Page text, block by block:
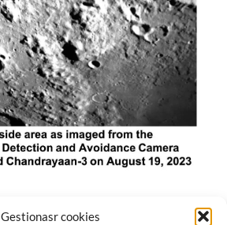
Gestionasr cookies